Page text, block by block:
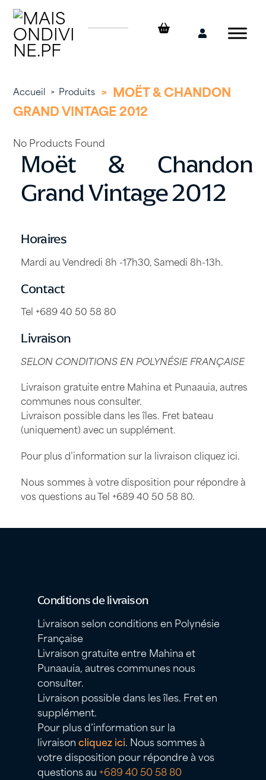
Skip
content
Mon
Accueil > Produits > MOËT & CHANDON
GRAND VINTAGE 2012
Moët & Chandon
Grand Vintage 2012
Horaires
Mardi au Vendredi 8h -17h30, Samedi 8h-13h.
Contact
Tel +689 40 50 58 80
Livraison
SELON CONDITIONS EN POLYNÉSIE FRANÇAISE
Livraison gratuite entre Mahina et Punaauia, autres
communes nous consulter.
Livraison possible dans les îles. Fret bateau
(uniquement) avec un supplément.
Pour plus d’information sur la livraisoncliquez ici.
Nous sommes à votre disposition pour répondre à
vos questions au Tel +689 40 50 58 80.
No Products Found
Conditions de livraison
Livraison selon conditions en Polynésie
Française
Livraison gratuite entre Mahina et
Punaauia, autres communes nous
consulter.
Livraison possible dans les îles. Fret en
supplément.
Pour plus d’information sur la
livraisoncliquez ici. Nous sommes à
votre disposition pour répondre à vos
questions au +689 40 50 58 80